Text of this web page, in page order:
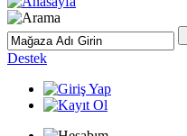
Destek